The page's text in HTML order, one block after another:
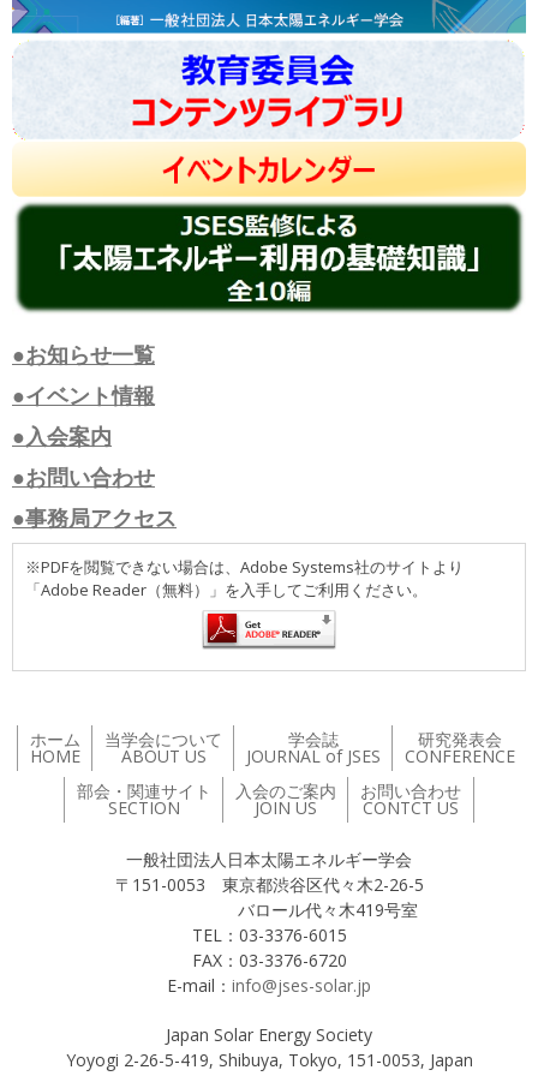
●お知らせ一覧
●イベント情報
●入会案内
●お問い合わせ
●事務局アクセス
※PDFを閲覧できない場合は、Adobe Systems社のサイトより
「Adobe Reader（無料）」を入手してご利用ください。
ホーム
HOME
当学会について
ABOUT US
学会誌
JOURNAL of JSES
研究発表会
CONFERENCE
部会・関連サイト
SECTION
入会のご案内
JOIN US
お問い合わせ
CONTCT US
一般社団法人日本太陽エネルギー学会
〒151-0053 東京都渋谷区代々木2-26-5
バロール代々木419号室
TEL：03-3376-6015
FAX：03-3376-6720
E-mail： info@jses-solar.jp
Japan Solar Energy Society
Yoyogi 2-26-5-419, Shibuya, Tokyo, 151-0053, Japan